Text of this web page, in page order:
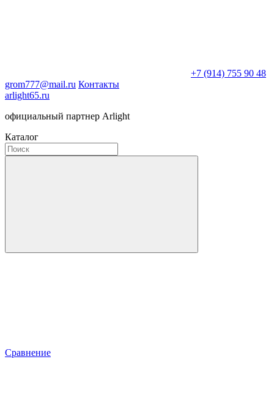
+7 (914) 755 90 48
grom777@mail.ru Контакты
arlight65.ru
официальный партнер Arlight
Каталог
Сравнение